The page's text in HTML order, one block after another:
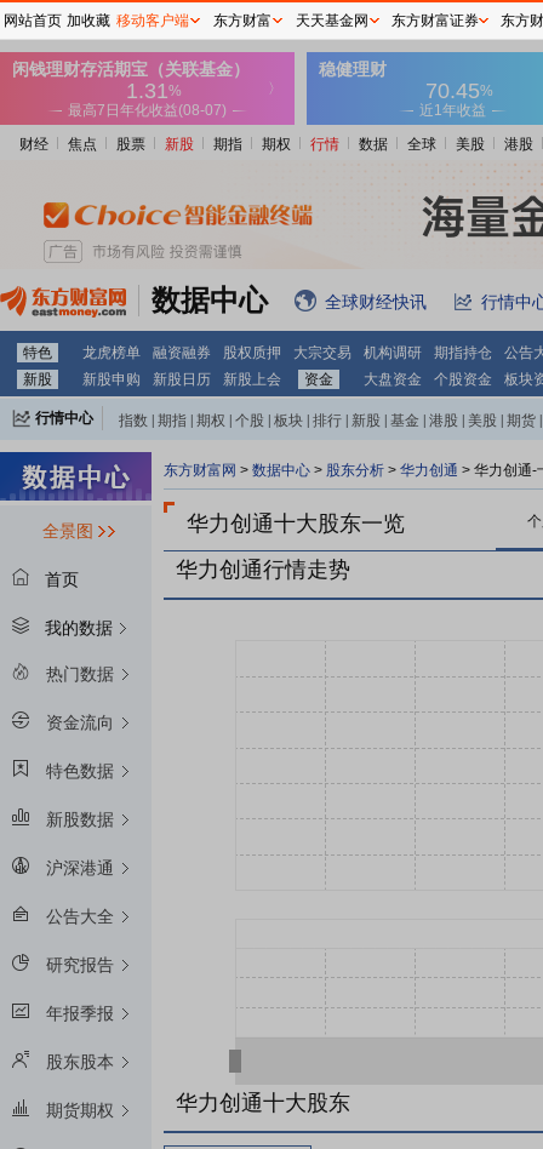
财经 焦点 股票 新股 期指 期权 行情 数据 全球 美股 港股
数据中心 全球财经快讯 行情中
特色 龙虎榜单 融资融券 股权质押 大宗交易 机构调研 期指持仓
公告
新股
新股申购 新股日历 新股上会 资金 大盘资金 个股资金 板块
行情中心 指数 期指 期权 个股 板块 排行 新股 基金 港股 美股 期货
全景图
首页
我的数据
热门数据
资金流向
特色数据
新股数据
沪深港通
公告大全
研究报告
年报季报
股东股本
期货期权
东方财富网 > 数据中心 > 股东分析 > 华力创通 > 华力创通-
华力创通十大股东一览
华力创通行情走势
华力创通十大股东
网站首页 加收藏 移动客户端 东方财富 天天基金网 东方财富证券 东方